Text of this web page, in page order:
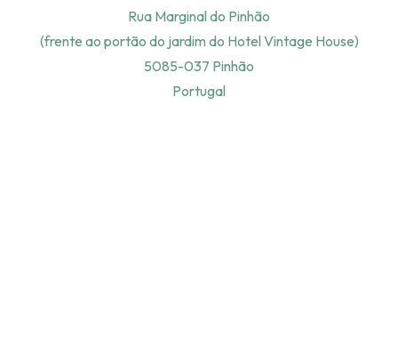
Rua Marginal do Pinhão
(frente ao portão do jardim do Hotel Vintage House)
5085-037 Pinhão
Portugal